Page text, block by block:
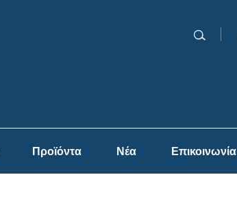
Προϊόντα Νέα Επικοινωνία